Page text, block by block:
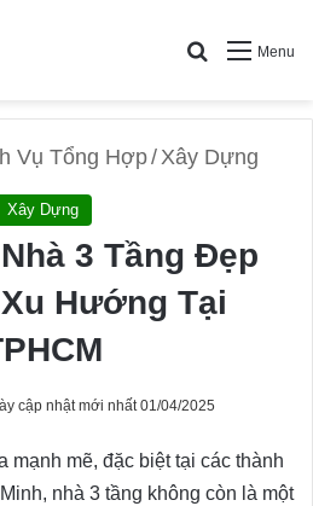
Menu
Search for
Vụ Tổng Hợp/Xây Dựng
Xây Dựng
3 Tầng Đẹp
Hướng Tại
cập nhật mới nhất 01/04/2025
mạnh mẽ, đặc biệt tại các thành
nhà 3 tầng không còn là một